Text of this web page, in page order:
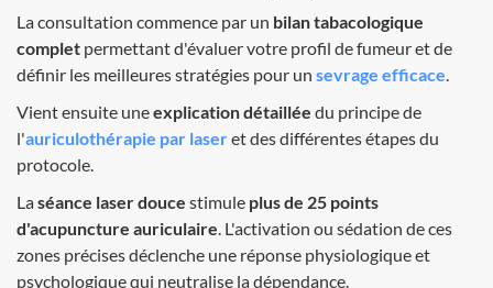
La consultation commence par un bilan tabacologique
complet permettant d'évaluer votre profil de fumeur et de
définir les meilleures stratégies pour un sevrage efficace.
Vient ensuite uneexplication détaillée du principe de
l'auriculothérapie par laseret des différentes étapes du
protocole.
Laséance laser douce stimule plus de 25 points
d'acupuncture auriculaire. L'activation ou sédation de ces
zones précises déclenche une réponse physiologique et
psychologique qui neutralise la dépendance.